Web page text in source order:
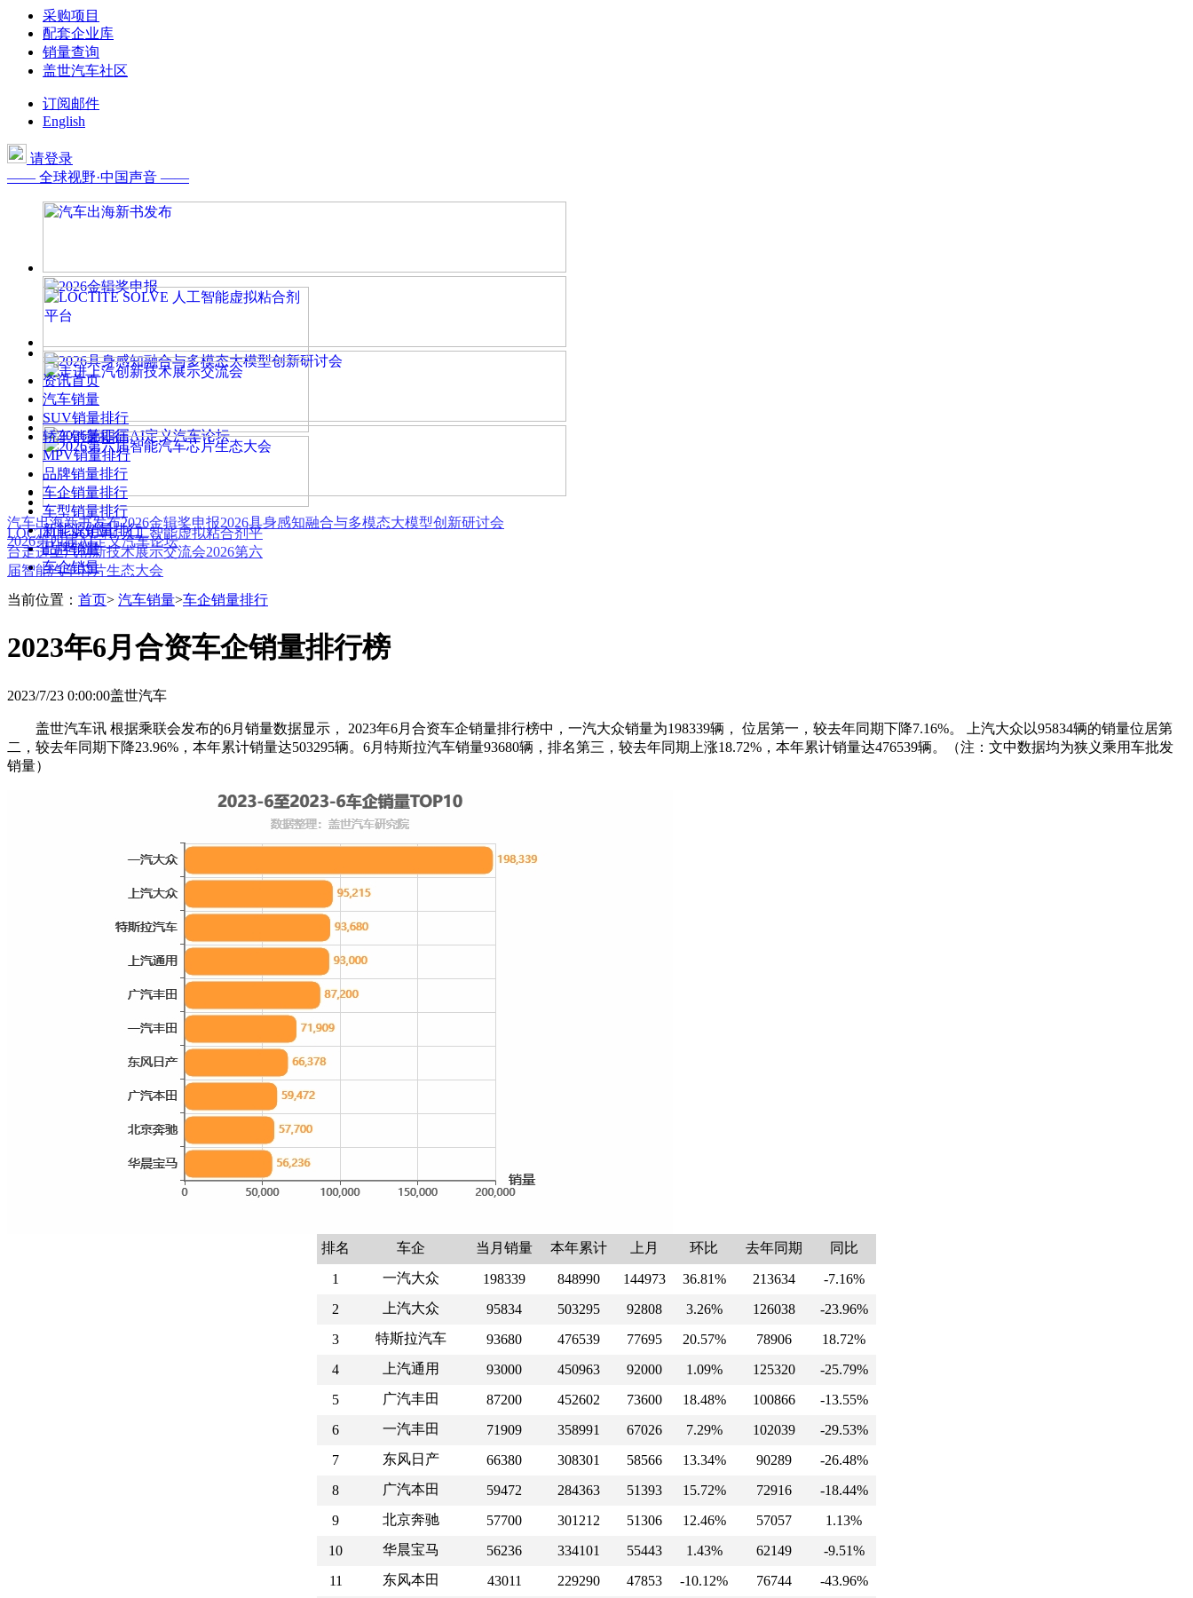
采购项目
配套企业库
销量查询
盖世汽车社区
订阅邮件
English
请登录
—— 全球视野·中国声音 ——
汽车出海新书发布2026金辑奖申报2026具身感知融合与多模态大模型创新研讨会
2026第四届AI定义汽车论坛
LOCTITE SOLVE 人工智能虚拟粘合剂平
台走进上汽创新技术展示交流会2026第六
届智能汽车芯片生态大会
资讯首页
汽车销量
SUV销量排行
轿车销量排行
MPV销量排行
品牌销量排行
车企销量排行
车型销量排行
新能源销量排行
品牌销量
车企销量
当前位置： 首页> 汽车销量>车企销量排行
2023年6月合资车企销量排行榜
2023/7/23 0:00:00盖世汽车
盖世汽车讯 根据乘联会发布的6月销量数据显示， 2023年6月合资车企销量排行榜中，一汽大众销量为198339辆， 位居第一，较去年同期下降7.16%。 上汽大众以95834辆的销量位居第
二，较去年同期下降23.96%，本年累计销量达503295辆。6月特斯拉汽车销量93680辆，排名第三，较去年同期上涨18.72%，本年累计销量达476539辆。（注：文中数据均为狭义乘用车批发
销量）
排名 车企 当月销量 本年累计 上月 环比 去年同期 同比
1 一汽大众 198339 848990 144973 36.81% 213634
-7.16%
2
上汽大众 95834 503295 92808 3.26% 126038
-23.96%
3
特斯拉汽车 93680 476539 77695 20.57% 78906
18.72%
4
上汽通用 93000 450963 92000 1.09% 125320
-25.79%
5
广汽丰田 87200 452602 73600 18.48% 100866
-13.55%
6
一汽丰田 71909 358991 67026 7.29% 102039
-29.53%
7
东风日产 66380 308301 58566 13.34% 90289
-26.48%
8
广汽本田 59472 284363 51393 15.72% 72916
-18.44%
9
北京奔驰 57700 301212 51306 12.46% 57057
1.13%
10
华晨宝马 56236 334101 55443 1.43% 62149
-9.51%
11
东风本田 43011 229290 47853 -10.12% 76744
-43.96%